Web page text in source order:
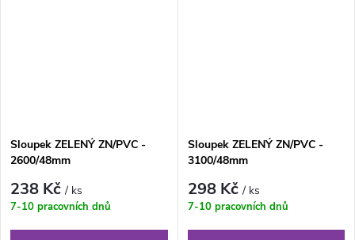
Sloupek ZELENÝ ZN/PVC -
2600/48mm
238 Kč/ ks
7-10 pracovních dnů
Sloupek ZELENÝ ZN/PVC -
3100/48mm
298 Kč/ ks
7-10 pracovních dnů